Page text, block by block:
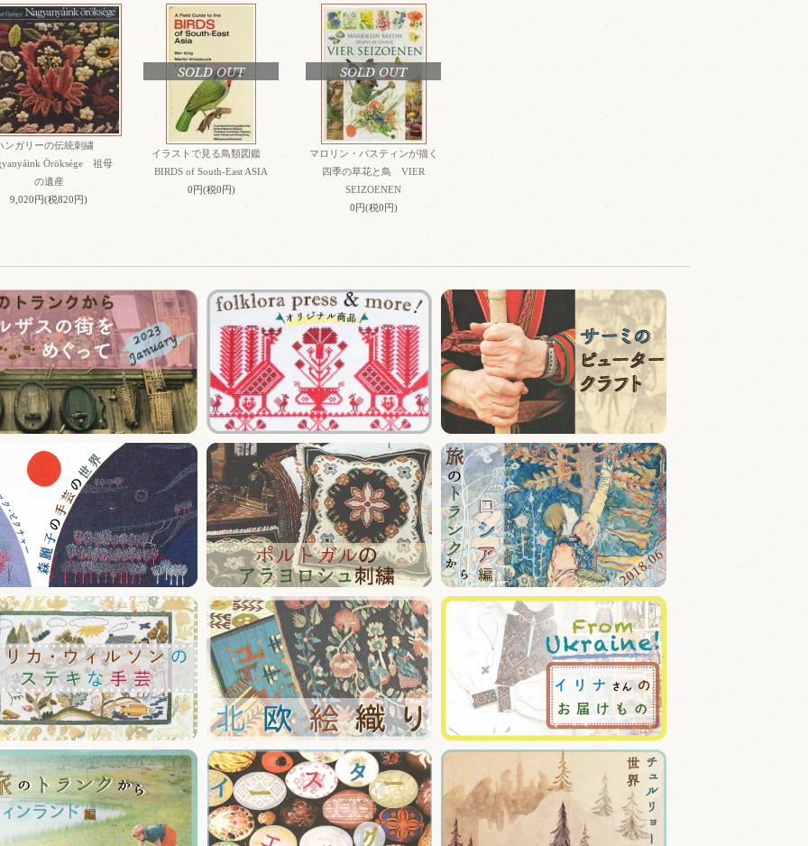
ンガリーの伝統刺繍
Öröksége 祖母
の遺産
9,020円(税820円)
SOLD OUT
イラストで見る鳥類図鑑
BIRDS of South-East ASIA
0円(税0円)
SOLD OUT
マロリン・バスティンが描く
四季の草花と鳥 VIER
SEIZOENEN
0円(税0円)